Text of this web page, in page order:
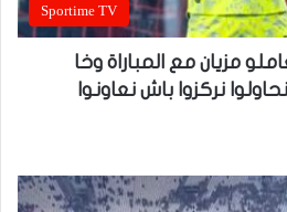
Sportime TV
مزيان مع المباراة وخا
نركزوا باش نعاونوا